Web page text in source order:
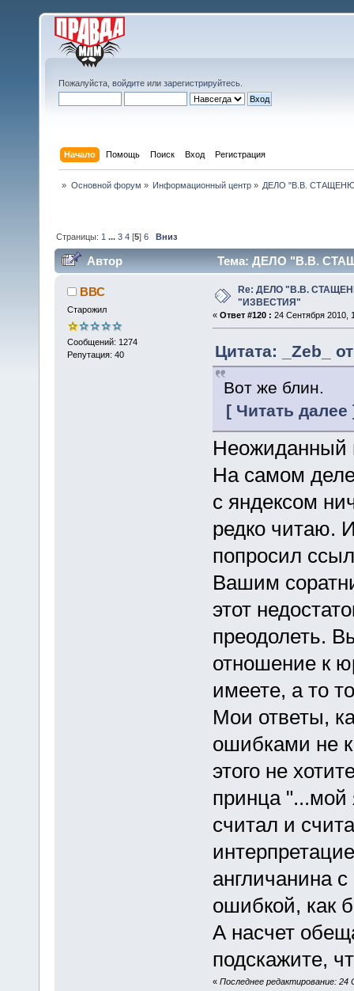
Пожалуйста, войдите или зарегистрируйтесь
Начало Помощь Поиск Вход Регистрация
» Основной форум » Информационный центр» ДЕЛО "В.В.
Страницы: 1 ...3 4 [5]6 Вниз
Автор
Тема: ДЕЛО "В.В.
раз)ВВС
Старожил
Сообщений: 1274
Репутация: 40
Re: ДЕЛО "В.В.
"ИЗВЕСТИЯ"
« Ответ #120 : 24 Сентября 2010,
Цитата: _Zeb_
Вот же блин.
[ Читать далее
Неожиданный
На самом
с яндексом
редко читаю.
попросил
Вашим
этот
преодолеть.
отношение к
имеете, а то
Мои ответы,
ошибками не
этого не
принца "...мой
считал и
англичанина
ошибкой, как
А насчет
подскажите,
« Последнее редактирование: